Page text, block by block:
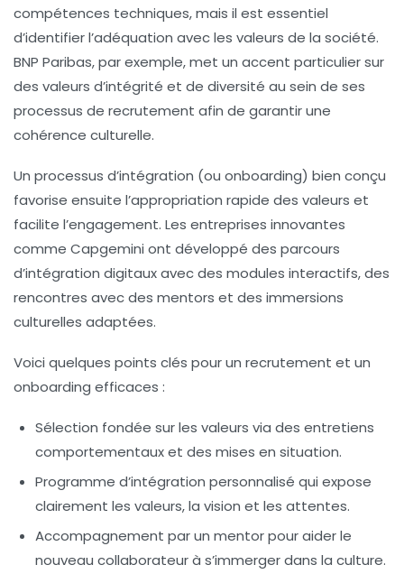
compétences techniques, mais il est essentiel
d’identifier l’adéquation avec les valeurs de la société.
BNP Paribas, par exemple, met un accent particulier sur
des valeurs d’intégrité et de diversité au sein de ses
processus de recrutement afin de garantir une
cohérence culturelle.
Un processus d’intégration (ou onboarding) bien conçu
favorise ensuite l’appropriation rapide des valeurs et
facilite l’engagement. Les entreprises innovantes
comme Capgemini ont développé des parcours
d’intégration digitaux avec des modules interactifs, des
rencontres avec des mentors et des immersions
culturelles adaptées.
Voici quelques points clés pour un recrutement et un
onboarding efficaces :
Sélection fondée sur les valeurs via des entretiens
comportementaux et des mises en situation.
Programme d’intégration personnalisé qui expose
clairement les valeurs, la vision et les attentes.
Accompagnement par un mentorpour aider le
nouveau collaborateur à s’immerger dans la culture.